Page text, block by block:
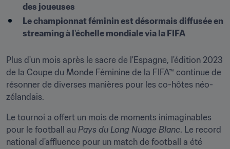
des joueuses
Le championnat féminin est désormais diffusée en
streaming à l'échelle mondiale via la FIFA
Plus d'un mois après le sacre de l'Espagne, l'édition 2023
de la Coupe du Monde Féminine de la FIFA™ continue de
résonner de diverses manières pour les co-hôtes néo-
zélandais.
Le tournoi a offert un mois de moments inimaginables
pour le football au Pays du Long Nuage Blanc. Le record
national d'affluence pour un match de football a été